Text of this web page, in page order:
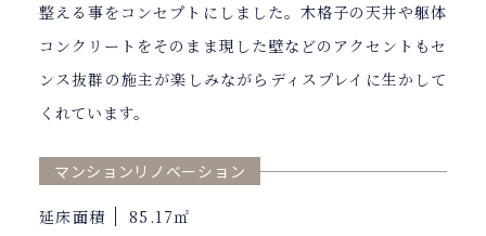
整える事をコンセプトにしました。木格子の天井や躯体
コンクリートをそのまま現した壁などのアクセントもセ
ンス抜群の施主が楽しみながらディスプレイに生かして
くれています。
マンションリノベーション
延床面積
85.17㎡